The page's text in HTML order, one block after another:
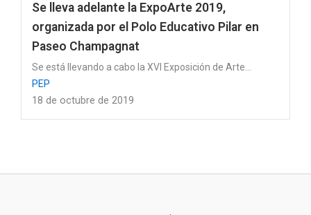
Se lleva adelante la ExpoArte 2019,
organizada por el Polo Educativo Pilar en
Paseo Champagnat
Se está llevando a cabo la XVI Exposición de Arte...
PEP
18 de octubre de 2019